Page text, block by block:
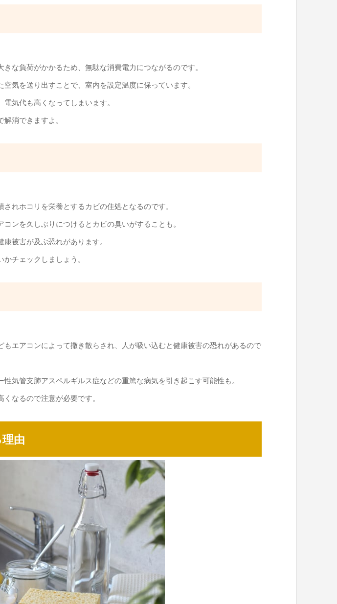
な負荷がかかるため、無駄な消費電力につながるのです。
気を送り出すことで、室内を設定温度に保っています。
気代も高くなってしまいます。
消できますよ。
れホコリを栄養とするカビの住処となるのです。
ンを久しぶりにつけるとカビの臭いがすることも。
被害が及ぶ恐れがあります。
チェックしましょう。
エアコンによって撒き散らされ、人が吸い込むと健康被害の恐れがあるので
気管支肺アスペルギルス症などの重篤な病気を引き起こす可能性も。
なるので注意が必要です。
由